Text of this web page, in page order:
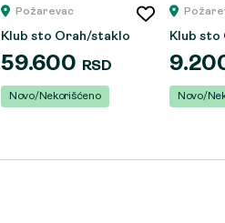
Požarevac
Klub sto Orah/staklo
59.600 RSD
Novo/Nekorišćeno
Klub sto
Novo/